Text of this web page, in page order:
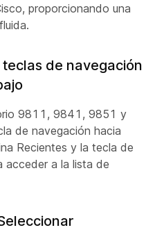
proporcionando una
de navegación
9811, 9841, 9851 y
de navegación hacia
Recientes y la tecla de
acceder a la lista de